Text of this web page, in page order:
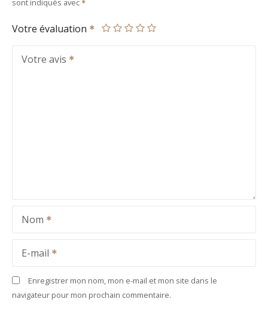
sont indiqués avec
Votre évaluation
Votre avis
Nom
E-mail
Enregistrer mon nom, mon e-mail et mon site dans le
navigateur pour mon prochain commentaire.